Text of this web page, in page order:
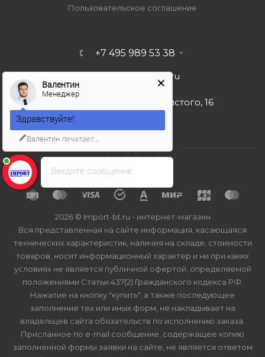
Пользовательское соглашение
+7 495 989 53 38
import-bt@bk.ru
г. Москва, ул. Льва Толстого, 16
2026 © Import-bt.ru - интернет-магазин
Вся представленная на сайте информация, касающаяся
технических характеристик, наличия на складе, стоимости
товаров, носит информационный характер и ни при каких
условиях не является публичной офертой, определяемой
положениями Статьи 437(2) Гражданского кодекса РФ.
Нажатие на кнопку "купить", а также последующее
заполнение тех или иных форм, не накладывает на
владельцев сайта обязательств по исполнению заказа.
Присланное по e-mail сообщение, содержащее копию
заполненной формы заявки на сайте, не является ответом
Введите сообщение
Валентин
Менеджер
Здравствуйте!
Валентин печатает...